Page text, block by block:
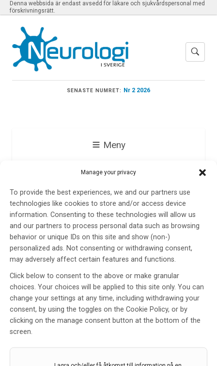
Manage your privacy
To provide the best experiences, we and our partners use
technologies like cookies to store and/or access device
information. Consenting to these technologies will allow us
and our partners to process personal data such as browsing
behavior or unique IDs on this site and show (non-)
personalized ads. Not consenting or withdrawing consent,
may adversely affect certain features and functions.
Click below to consent to the above or make granular
choices. Your choices will be applied to this site only. You can
change your settings at any time, including withdrawing your
consent, by using the toggles on the Cookie Policy, or by
clicking on the manage consent button at the bottom of the
screen.
Denna webbsida är endast avsedd för läkare och sjukvårdspersonal med
förskrivningsrätt.
SENASTE NUMRET: Nr 2 2026
Meny
kognitiv sjukdom
Kardiovaskulär sjukdom och
diabetes typ II som riskfaktorer
för kognitiv sjukdom
AvKeivan Javanshiri, Mattias Haglund.